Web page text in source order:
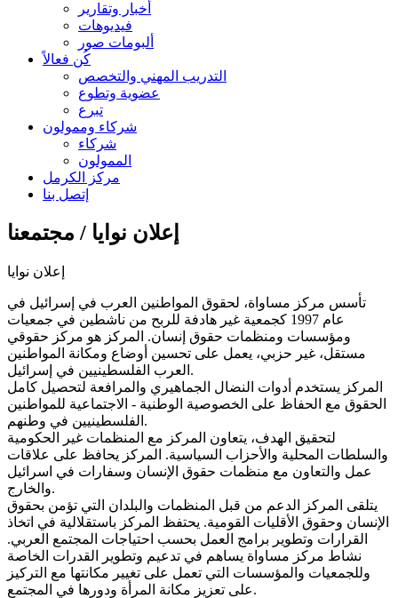
أخبار وتقارير
فيديوهات
ألبومات صور
كُن فعالاً
التدريب المهني والتخصص
عضوية وتطوع
تبرع
شركاء وممولون
شركاء
الممولون
مركز الكرمل
إتصل بنا
إعلان نوايا / مجتمعنا
إعلان نوايا
تأسس مركز مساواة، لحقوق المواطنين العرب في إسرائيل في
عام 1997 كجمعية غير هادفة للربح من ناشطين في جمعيات
ومؤسسات ومنظمات حقوق إنسان. المركز هو مركز حقوقي
مستقل، غير حزبي، يعمل على تحسين أوضاع ومكانة المواطنين
العرب الفلسطينيين في إسرائيل.
المركز يستخدم أدوات النضال الجماهيري والمرافعة لتحصيل كامل
الحقوق مع الحفاظ على الخصوصية الوطنية - الاجتماعية للمواطنين
الفلسطينيين في وطنهم.
لتحقيق الهدف، يتعاون المركز مع المنظمات غير الحكومية
والسلطات المحلية والأحزاب السياسية. المركز يحافظ على علاقات
عمل والتعاون مع منظمات حقوق الإنسان وسفارات في اسرائيل
والخارج.
يتلقى المركز الدعم من قبل المنظمات والبلدان التي تؤمن بحقوق
الإنسان وحقوق الأقليات القومية. يحتفظ المركز باستقلالية في اتخاذ
القرارات وتطوير برامج العمل بحسب احتياجات المجتمع العربي.
نشاط مركز مساواة يساهم في تدعيم وتطوير القدرات الخاصة
وللجمعيات والمؤسسات التي تعمل على تغيير مكانتها مع التركيز
على تعزيز مكانة المرأة ودورها في المجتمع.